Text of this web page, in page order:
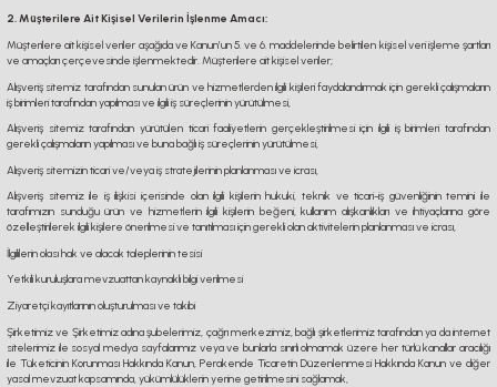
2. Müşterilere Ait Kişisel Verilerin İşlenme Amacı:
Müşterilere ait kişisel veriler aşağıda ve Kanun’un 5. ve 6. maddelerinde belirtilen kişisel veri işleme şartları
ve amaçları çerçevesinde işlenmektedir. Müşterilere ait kişisel veriler;
Alışveriş sitemiz tarafından sunulan ürün ve hizmetlerden ilgili kişileri faydalandırmak için gerekli çalışmaların
iş birimleri tarafından yapılması ve ilgili iş süreçlerinin yürütülmesi,
Alışveriş sitemiz tarafından yürütülen ticari faaliyetlerin gerçekleştirilmesi için ilgili iş birimleri tarafından
gerekli çalışmaların yapılması ve buna bağlı iş süreçlerinin yürütülmesi,
Alışveriş sitemizin ticari ve/veya iş stratejilerinin planlanması ve icrası,
Alışveriş sitemiz ile iş ilişkisi içerisinde olan ilgili kişilerin hukuki, teknik ve ticari-iş güvenliğinin temini ile
tarafımızın sunduğu ürün ve hizmetlerin ilgili kişilerin beğeni, kullanım alışkanlıkları ve ihtiyaçlarına göre
özelleştirilerek ilgili kişilere önerilmesi ve tanıtılması için gerekli olan aktivitelerin planlanması ve icrası,
İlgililerin olası hak ve alacak taleplerinin tesisi
Yetkili kuruluşlara mevzuattan kaynaklı bilgi verilmesi
Ziyaretçi kayıtlarının oluşturulması ve takibi
Şirketimiz ve Şirketimiz adına şubelerimiz, çağrı merkezimiz, bağlı şirketlerimiz tarafından ya da internet
sitelerimiz ile sosyal medya sayfalarımız veya ve bunlarla sınırlı olmamak üzere her türlü kanallar aracılığı
ile Tüketicinin Korunması Hakkında Kanun, Perakende Ticaretin Düzenlenmesi Hakkında Kanun ve diğer
yasal mevzuat kapsamında, yükümlülüklerin yerine getirilmesini sağlamak,